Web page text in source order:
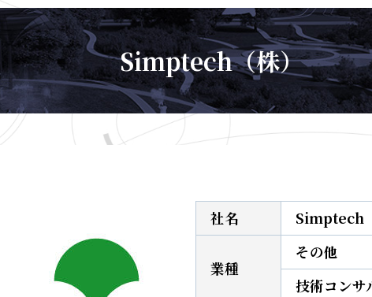
Simptech（株）
社名 Simptech
業種
その他
技術コンサ